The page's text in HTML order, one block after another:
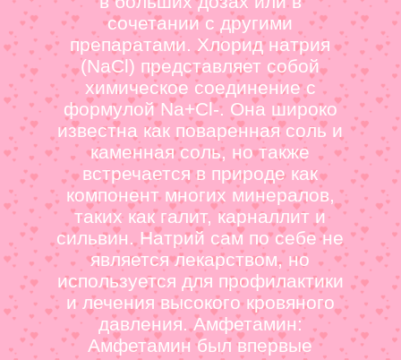
сочетании с другими
препаратами. Хлорид натрия
(NaCl) представляет собой
химическое соединение с
формулой Na+Cl-. Она широко
известна как поваренная соль и
каменная соль, но также
встречается в природе как
компонент многих минералов,
таких как галит, карналлит и
сильвин. Натрий сам по себе не
является лекарством, но
используется для профилактики
и лечения высокого кровяного
давления. Амфетамин:
Амфетамин был впервые